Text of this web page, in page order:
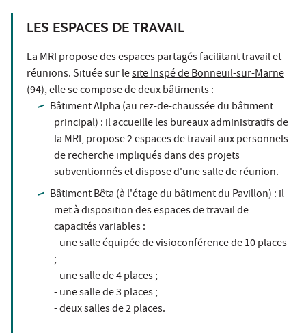
LES ESPACES DE TRAVAIL
La MRI propose des espaces partagés facilitant travail et
réunions. Située sur lesite Inspé de Bonneuil-sur-Marne
(94), elle se compose de deux bâtiments :
Bâtiment Alpha (au rez-de-chaussée du bâtiment
principal) : il accueille les bureaux administratifs de
la MRI, propose 2 espaces de travail aux personnels
de recherche impliqués dans des projets
subventionnés et dispose d'une salle de réunion.
Bâtiment Bêta (à l'étage du bâtiment du Pavillon) : il
met à disposition des espaces de travail de
capacités variables :
- une salle équipée de visioconférence de 10 places
;
- une salle de 4 places ;
- une salle de 3 places ;
- deux salles de 2 places.